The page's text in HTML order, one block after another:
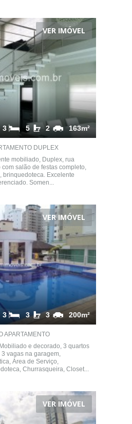
VER IMÓVEL
163m²
2
5
3
DUPLEX
mobiliado, Duplex, rua
salão de festas completo,
brinquedoteca. Excelente
Somen...
VER IMÓVEL
200m²
3
3
3
APARTAMENTO
e decorado, 3 quartos
vagas na garagem,
Área de Serviço,
Churrasqueira, Closet...
VER IMÓVEL